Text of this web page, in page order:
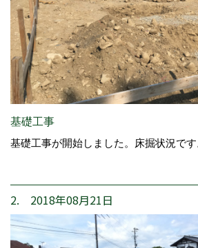
基礎工事
基礎工事が開始しました。床掘状況です
2. 2018年08月21日